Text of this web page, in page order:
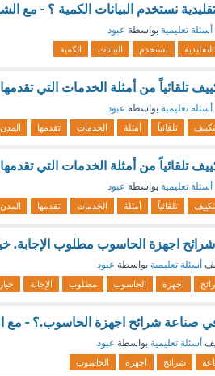
نستخدم البيانات الكمية ؟ - مع
أسئلة تعليمية بواسطة عبود
التقليدية نستخدم البيانات الكمية
تلقائياً من أمثلة الخدمات التي
أسئلة تعليمية بواسطة عبود
تلقائياً أمثلة الخدمات تقدمها المدن
تلقائياً من أمثلة الخدمات التي
أسئلة تعليمية بواسطة عبود
تلقائياً أمثلة الخدمات تقدمها المدن
اجهزة الحاسوب مطلوب الإجابة.
أسئلة تعليمية بواسطة عبود
اجهزة الحاسوب مطلوب الإجابة خيار
صناعة شرائح اجهزة الحاسوب.؟ - مع
أسئلة تعليمية بواسطة عبود
شرائح اجهزة الحاسوب